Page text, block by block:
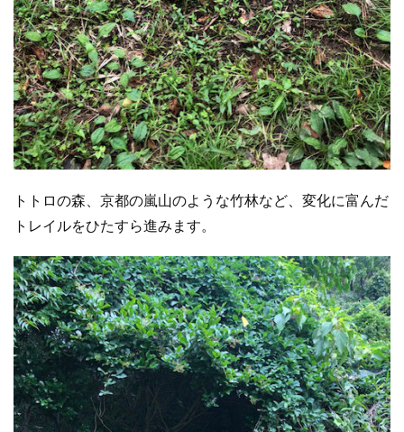
トトロの森、京都の嵐山のような竹林など、変化に富んだ
トレイルをひたすら進みます。